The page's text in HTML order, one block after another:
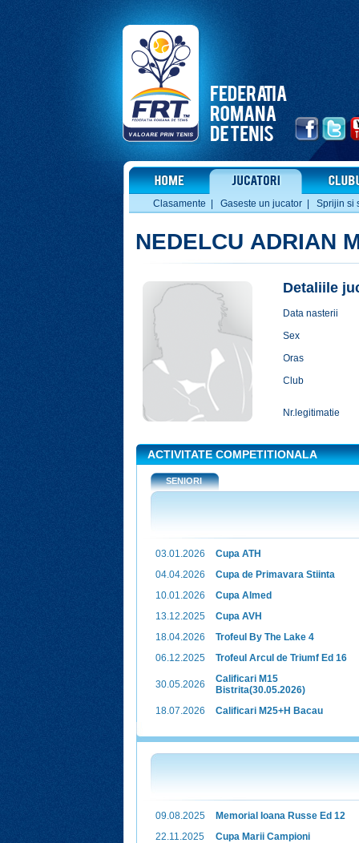
Clasamente Gaseste un jucator Sprijin si
NEDELCU ADRIAN
Detaliile
Data nasterii
Sex
Oras
Club
Nr.legitimatie
ACTIVITATE COMPETITIONALA
SENIORI
03.01.2026
Cupa ATH
04.04.2026
Cupa de Primavara Stiinta
10.01.2026
Cupa Almed
13.12.2025
Cupa AVH
18.04.2026
Trofeul By The Lake 4
06.12.2025
Trofeul Arcul de Triumf Ed 16
30.05.2026
Calificari M15
Bistrita(30.05.2026)
18.07.2026
Calificari M25+H Bacau
09.08.2025
Memorial Ioana Russe Ed 12
22.11.2025
Cupa Marii Campioni